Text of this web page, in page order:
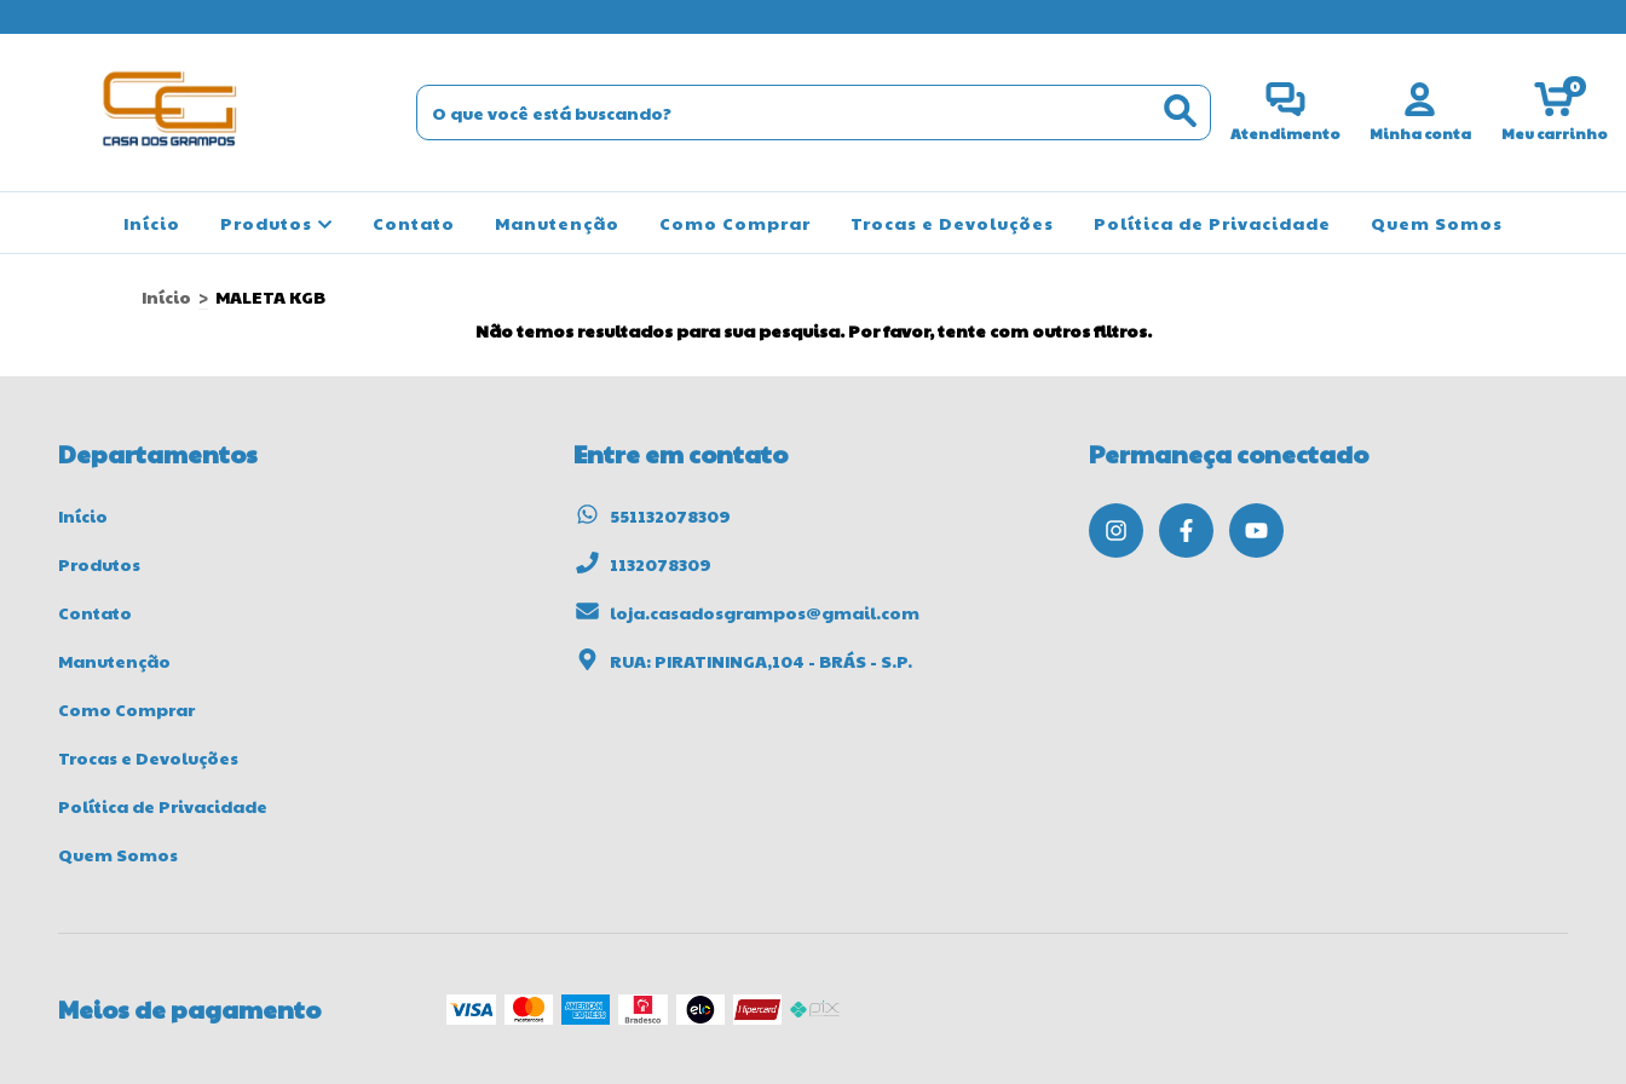
Atendimento Minha conta Meu carrinho
0
Início Produtos Contato Manutenção Como Comprar Trocas e Devoluções Política de Privacidade Quem Somos
Início > MALETA KGB
Não temos resultados para sua pesquisa. Por favor, tente com outros filtros.
Departamentos
Início
Produtos
Contato
Manutenção
Como Comprar
Trocas e Devoluções
Política de Privacidade
Quem Somos
Entre em contato
551132078309
1132078309
loja.casadosgrampos@gmail.com
RUA: PIRATININGA,104 - BRÁS - S.P.
Permaneça conectado
Meios de pagamento